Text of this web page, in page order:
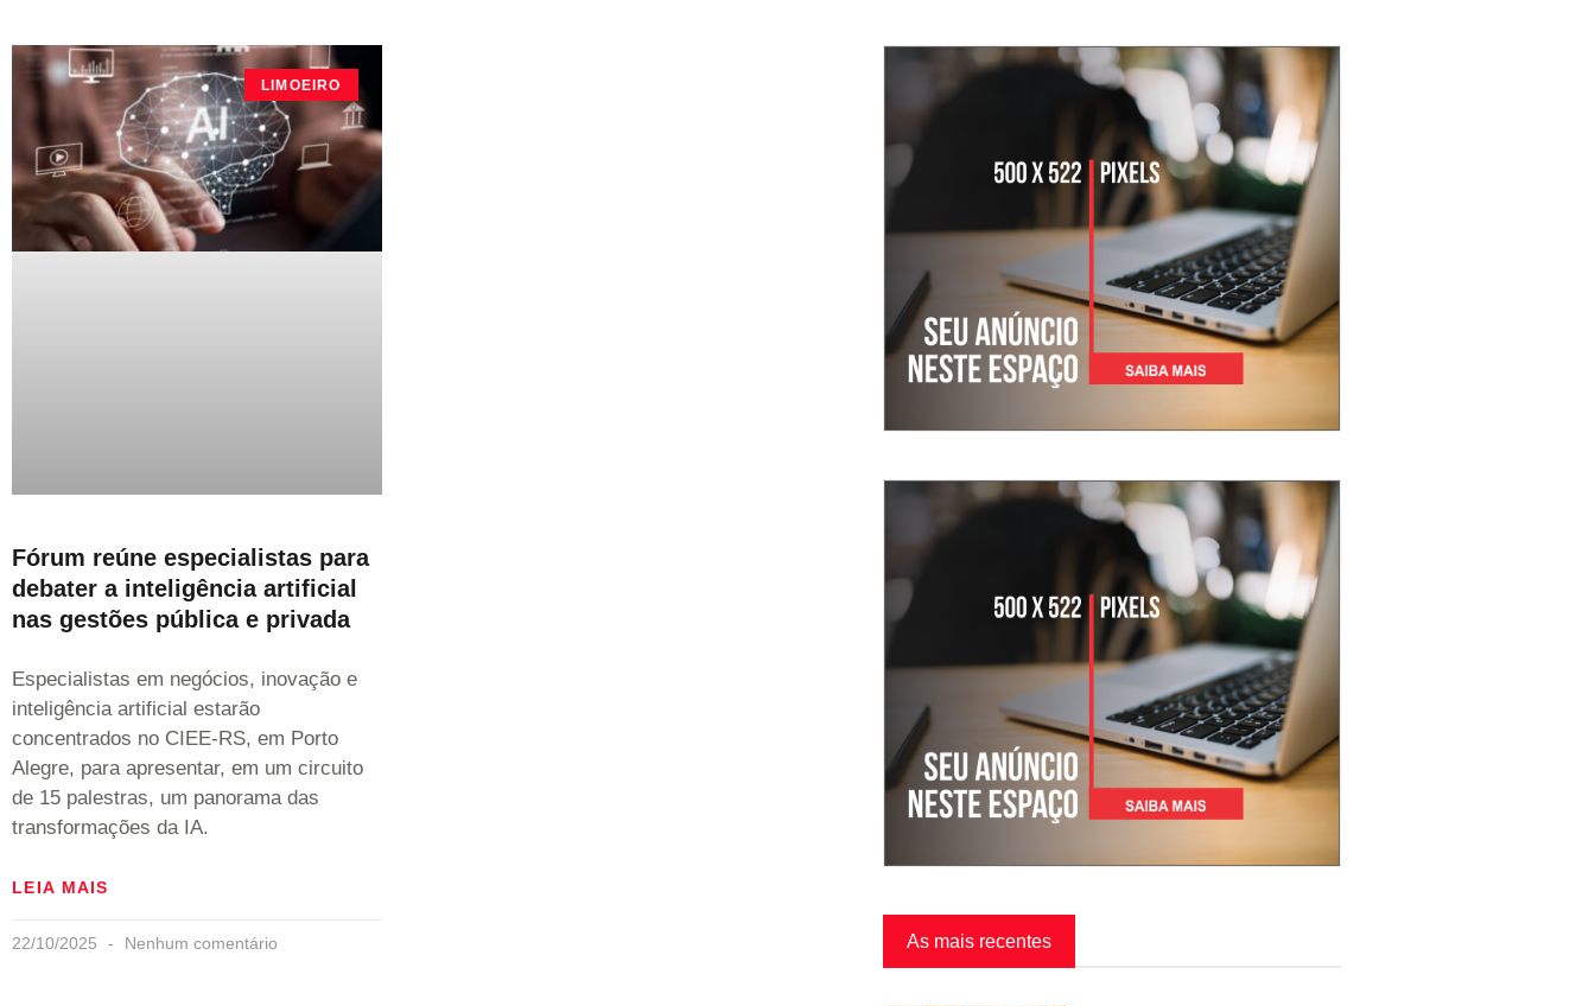
LIMOEIRO
Fórum reúne especialistas para
debater a inteligência artificial
nas gestões pública e privada
Especialistas em negócios, inovação e
inteligência artificial estarão
concentrados no CIEE-RS, em Porto
Alegre, para apresentar, em um circuito
de 15 palestras, um panorama das
transformações da IA.
LEIA MAIS
22/10/2025 Nenhum comentário As mais recentes